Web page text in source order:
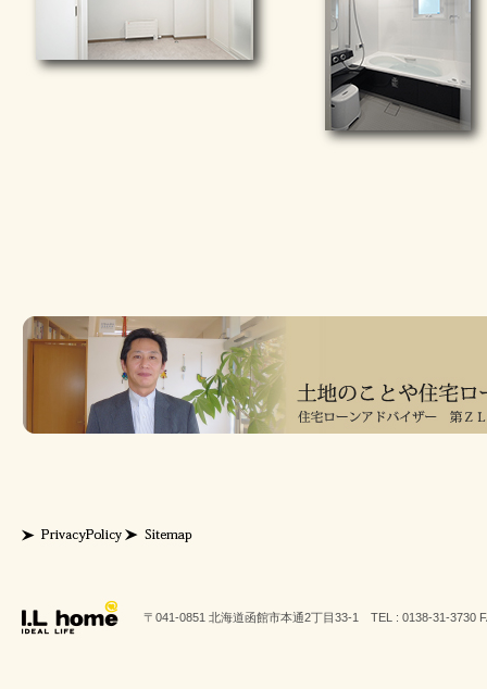
〒041-0851 北海道函館市本通2丁目33-1 TEL : 0138-31-3730